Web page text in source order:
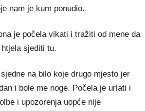
nam je kum ponudio.
je počela vikati i tražiti od mene da
sjediti tu.
na bilo koje drugo mjesto jer
i bole me noge. Počela je urlati i
i upozorenja uopće nije